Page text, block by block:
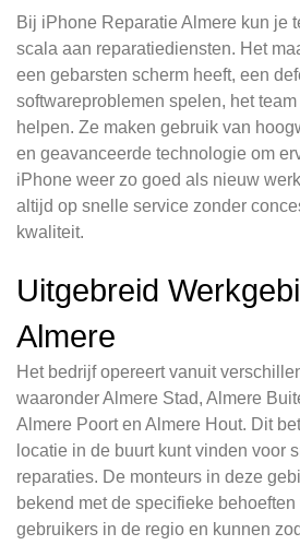
Bij iPhone Reparatie Almere kun je
scala aan reparatiediensten. Het
een gebarsten scherm heeft, een
softwareproblemen spelen, het
helpen. Ze maken gebruik van
en geavanceerde technologie om
iPhone weer zo goed als nieuw
altijd op snelle service zonder
kwaliteit.
Uitgebreid
Almere
Het bedrijf opereert vanuit
waaronder Almere Stad, Almere
Almere Poort en Almere Hout. Dit
locatie in de buurt kunt vinden voor
reparaties. De monteurs in deze
bekend met de specifieke
gebruikers in de regio en kunnen